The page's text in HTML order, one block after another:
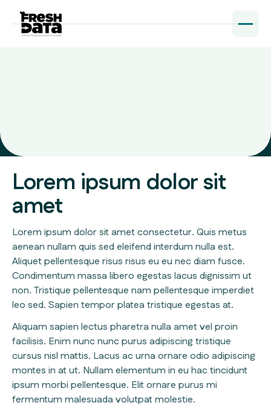
Lorem ipsum dolor sit
amet
Lorem ipsum dolor sit amet consectetur. Quis metus
aenean nullam quis sed eleifend interdum nulla est.
Aliquet pellentesque risus risus eu eu nec diam fusce.
Condimentum massa libero egestas lacus dignissim ut
non. Tristique pellentesque nam pellentesque imperdiet
leo sed. Sapien tempor platea tristique egestas at.
Aliquam sapien lectus pharetra nulla amet vel proin
facilisis. Enim nunc nunc purus adipiscing tristique
cursus nisl mattis. Lacus ac urna ornare odio adipiscing
montes in at ut. Nullam elementum in eu hac tincidunt
ipsum morbi pellentesque. Elit ornare purus mi
fermentum malesuada volutpat molestie.